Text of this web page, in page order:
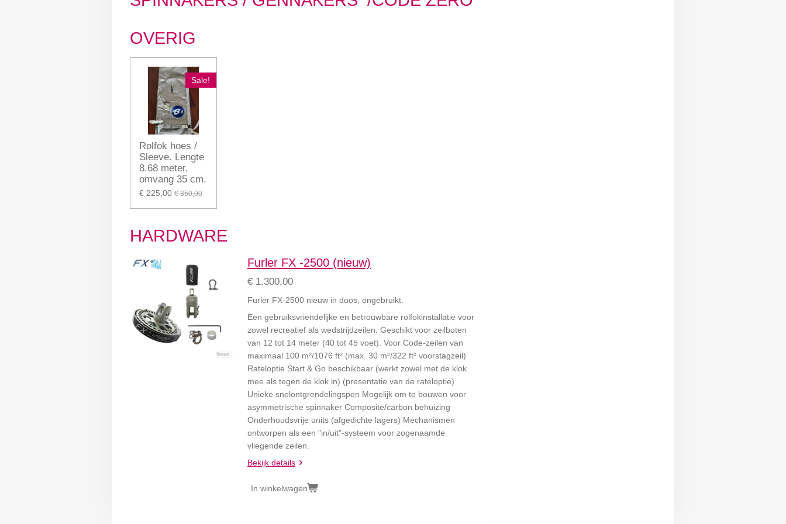
OVERIG
Sale!
Rolfok hoes /
Sleeve. Lengte
8.68 meter,
omvang 35 cm.
€ 225,00 € 350,00
HARDWARE
Furler FX -2500 (nieuw)
€ 1.300,00
Furler FX-2500 nieuw in doos, ongebruikt.
Een gebruiksvriendelijke en betrouwbare rolfokinstallatie voor
zowel recreatief als wedstrijdzeilen. Geschikt voor zeilboten
van 12 tot 14 meter (40 tot 45 voet). Voor Code-zeilen van
maximaal 100 m²/1076 ft² (max. 30 m²/322 ft² voorstagzeil)
Rateloptie Start & Go beschikbaar (werkt zowel met de klok
mee als tegen de klok in) (presentatie van de rateloptie)
Unieke snelontgrendelingspen Mogelijk om te bouwen voor
asymmetrische spinnaker Composite/carbon behuizing
Onderhoudsvrije units (afgedichte lagers) Mechanismen
ontworpen als een "in/uit"-systeem voor zogenaamde
vliegende zeilen.
Bekijk details
In winkelwagen